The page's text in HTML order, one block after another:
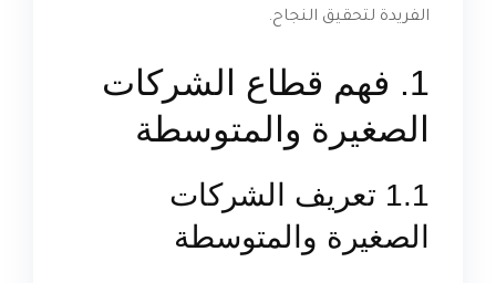
الفريدة لتحقيق النجاح.
1. فهم قطاع الشركات
الصغيرة والمتوسطة
1.1 تعريف الشركات
الصغيرة والمتوسطة